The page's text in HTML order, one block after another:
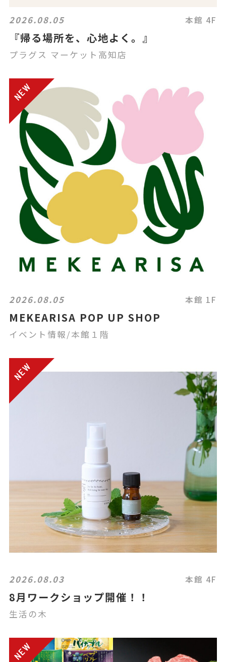
2026.08.05 本館 4F
『帰る場所を、心地よく。』
プラグス マーケット高知店
2026.08.05 本館 1F
MEKEARISA POP UP SHOP
イベント情報/本館１階
2026.08.03 本館 4F
8月ワークショップ開催！！
生活の木